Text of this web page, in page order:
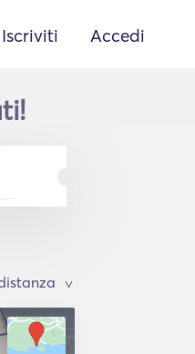
Iscriviti Accedi
>